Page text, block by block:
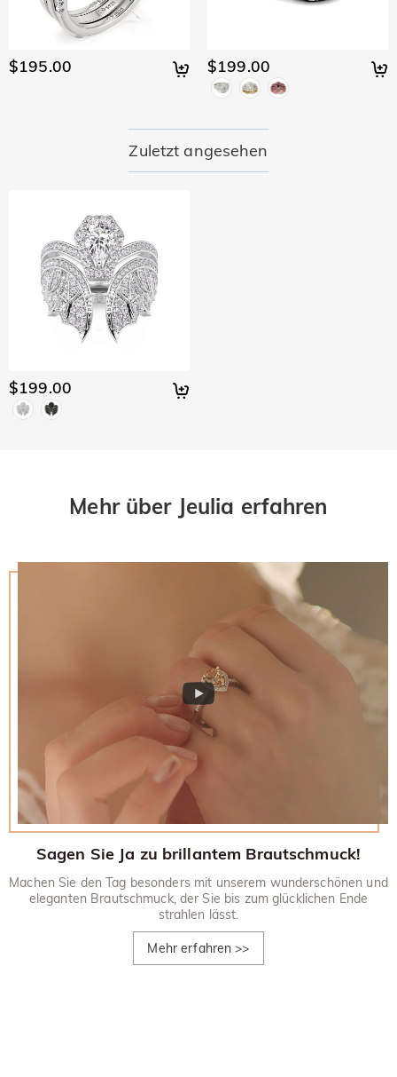
$195.00 $199.00
Zuletzt angesehen
$199.00
Mehr über Jeulia erfahren
Sagen Sie Ja zu brillantem Brautschmuck!
Machen Sie den Tag besonders mit unserem wunderschönen und
eleganten Brautschmuck, der Sie bis zum glücklichen Ende
strahlen lässt.
Mehr erfahren >>